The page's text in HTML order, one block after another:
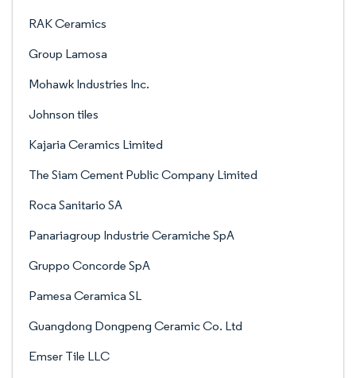
RAK Ceramics
Group Lamosa
Mohawk Industries Inc.
Johnson tiles
Kajaria Ceramics Limited
The Siam Cement Public Company Limited
Roca Sanitario SA
Panariagroup Industrie Ceramiche SpA
Gruppo Concorde SpA
Pamesa Ceramica SL
Guangdong Dongpeng Ceramic Co. Ltd
Emser Tile LLC